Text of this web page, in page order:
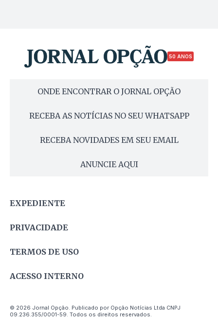
50 ANOS
ONDE ENCONTRAR O JORNAL OPÇÃO
RECEBA AS NOTÍCIAS NO SEU WHATSAPP
RECEBA NOVIDADES EM SEU EMAIL
ANUNCIE AQUI
EXPEDIENTE
PRIVACIDADE
TERMOS DE USO
ACESSO INTERNO
© 2026 Jornal Opção. Publicado por Opção Notícias Ltda CNPJ
09.236.355/0001-59. Todos os direitos reservados.